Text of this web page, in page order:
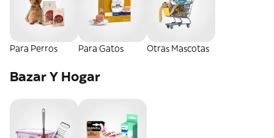
Para Perros Para Gatos Otras Mascotas
Bazar Y Hogar